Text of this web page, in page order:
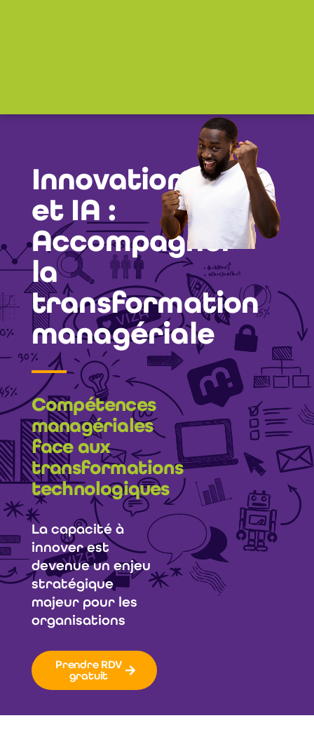
Innovation
et IA :
Accompagner
la
transformation
managériale
Compétences
managériales
face aux
transformations
technologiques
La capacité à
innover est
devenue un enjeu
stratégique
majeur pour les
organisations
Prendre RDV
gratuit